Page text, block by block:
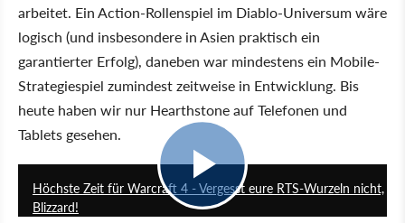
arbeitet. Ein Action-Rollenspiel im Diablo-Universum wäre
logisch (und insbesondere in Asien praktisch ein
garantierter Erfolg), daneben war mindestens ein Mobile-
Strategiespiel zumindest zeitweise in Entwicklung. Bis
heute haben wir nur Hearthstone auf Telefonen und
Tablets gesehen.
Höchste Zeit für Warcraft 4 - Vergesst eure RTS-Wurzeln nicht,
Blizzard!